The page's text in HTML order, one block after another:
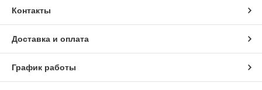
Контакты
Доставка и оплата
График работы